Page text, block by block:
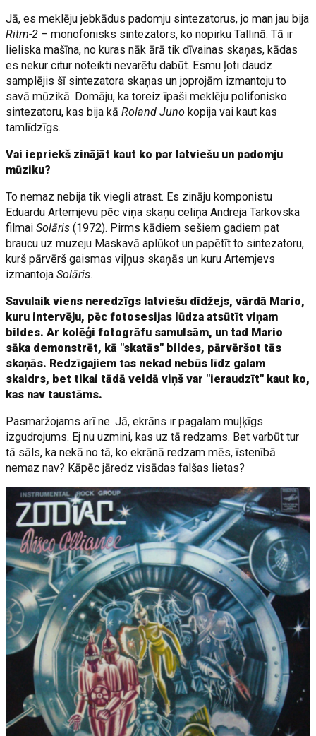
Jā, es meklēju jebkādus padomju sintezatorus, jo man jau bija
Ritm-2 – monofonisks sintezators, ko nopirku Tallinā. Tā ir
lieliska mašīna, no kuras nāk ārā tik dīvainas skaņas, kādas
es nekur citur noteikti nevarētu dabūt. Esmu ļoti daudz
samplējis šī sintezatora skaņas un joprojām izmantoju to
savā mūzikā. Domāju, ka toreiz īpaši meklēju polifonisko
sintezatoru, kas bija kāRoland Juno kopija vai kaut kas
tamlīdzīgs.
Vai iepriekš zinājāt kaut ko par latviešu un padomju
mūziku?
To nemaz nebija tik viegli atrast. Es zināju komponistu
Eduardu Artemjevu pēc viņa skaņu celiņa Andreja Tarkovska
filmaiSolāris (1972). Pirms kādiem sešiem gadiem pat
braucu uz muzeju Maskavā aplūkot un papētīt to sintezatoru,
kurš pārvērš gaismas viļņus skaņās un kuru Artemjevs
izmantojaSolāris.
Savulaik viens neredzīgs latviešu dīdžejs, vārdā Mario,
kuru intervēju, pēc fotosesijas lūdza atsūtīt viņam
bildes. Ar kolēģi fotogrāfu samulsām, un tad Mario
sāka demonstrēt, kā "skatās" bildes, pārvēršot tās
skaņās. Redzīgajiem tas nekad nebūs līdz galam
skaidrs, bet tikai tādā veidā viņš var "ieraudzīt" kaut ko,
kas nav taustāms.
Pasmaržojams arī ne. Jā, ekrāns ir pagalam muļķīgs
izgudrojums. Ej nu uzmini, kas uz tā redzams. Bet varbūt tur
tā sāls, ka nekā no tā, ko ekrānā redzam mēs, īstenībā
nemaz nav? Kāpēc jāredz visādas falšas lietas?